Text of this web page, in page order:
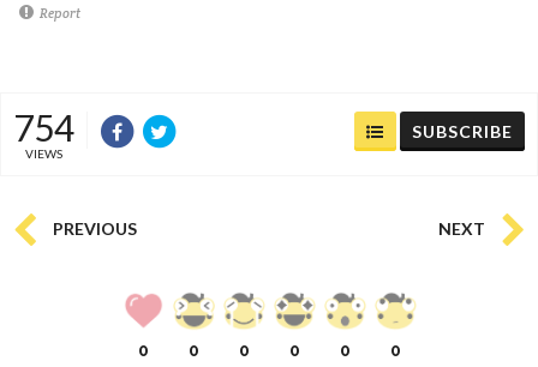
Report
754
VIEWS
SUBSCRIBE
PREVIOUS NEXT
0 0 0 0 0 0